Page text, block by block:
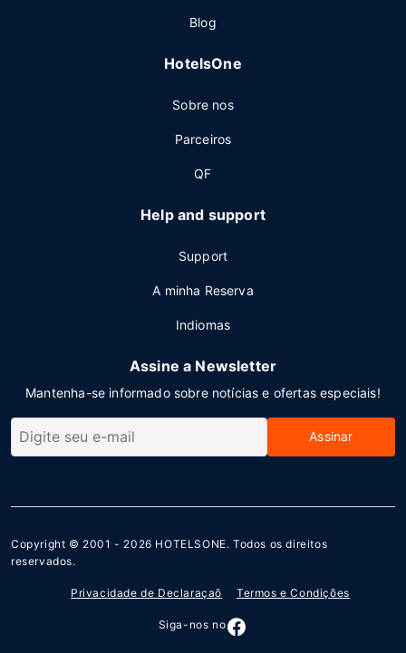
Blog
HotelsOne
Sobre nos
Parceiros
QF
Help and support
Support
A minha Reserva
Indiomas
Assine a Newsletter
Mantenha-se informado sobre notícias e ofertas especiais!
Assinar
Copyright © 2001 - 2026 HOTELSONE. Todos os direitos
reservados.
Privacidade de Declaraçaõ Termos e Condições
Siga-nos no